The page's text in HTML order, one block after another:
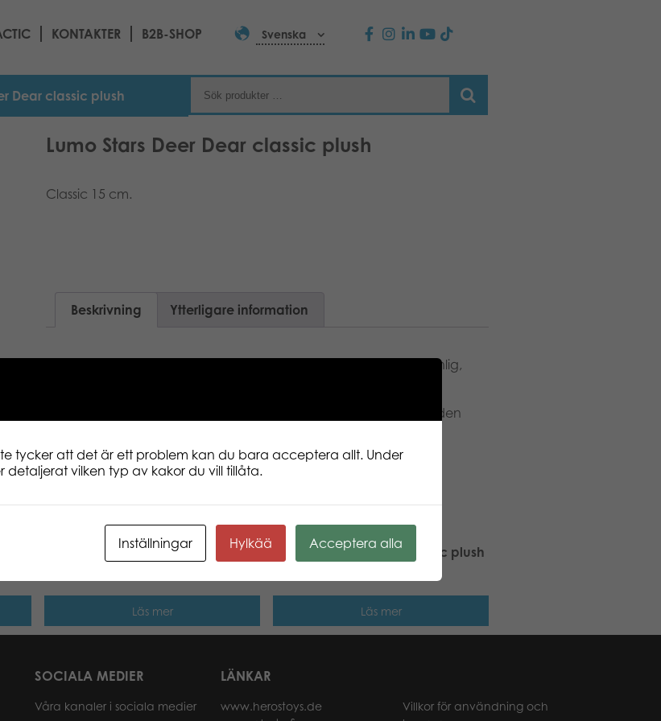
KONTAKTER B2B-SHOP Svenska
Dear classic plush
Lumo Stars Deer Dear classic plush
Classic 15 cm.
Beskrivning Ytterligare information
Classic 15 cm. Samlingsbar baby mjukdjur. Glad, krambar, vänlig,
design. Vilken är din favoritlåt? Om du berättar kan vi sjunga den
Lumo Stars Fox Noki classic plush
Läs mer
Lumo Stars Bear Otso classic plush
Läs mer
SOCIALA MEDIER
Våra kanaler i sociala medier
LÄNKAR
www.herostoys.de
Villkor för användning och
tycker att det är ett problem kan du bara acceptera allt. Under
detaljerat vilken typ av kakor du vill tillåta.
Inställningar Hylkää Acceptera alla